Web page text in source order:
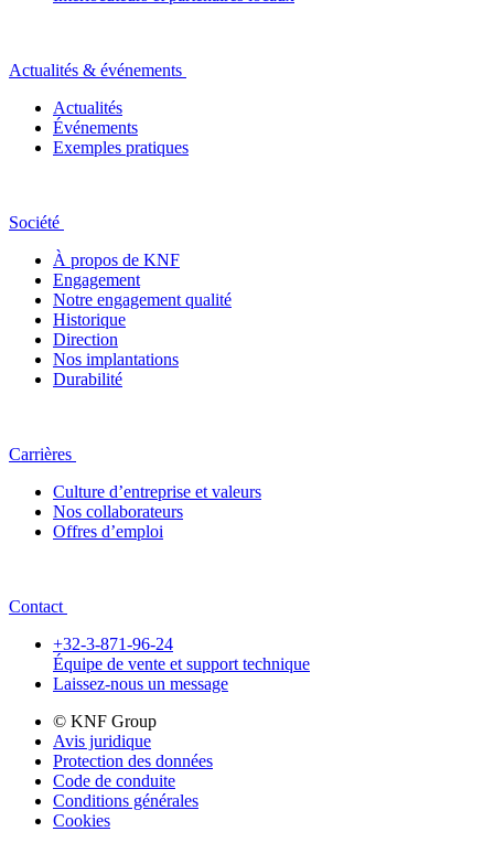
Actualités & événements
Actualités
Événements
Exemples pratiques
Société
À propos de KNF
Engagement
Notre engagement qualité
Historique
Direction
Nos implantations
Durabilité
Carrières
Culture d’entreprise et valeurs
Nos collaborateurs
Offres d’emploi
Contact
+32-3-871-96-24
Équipe de vente et support technique
Laissez-nous un message
© KNF Group
Avis juridique
Protection des données
Code de conduite
Conditions générales
Cookies